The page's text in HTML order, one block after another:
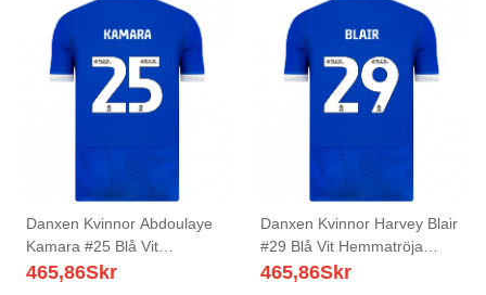
Danxen Kvinnor Abdoulaye
Kamara #25 Blå Vit
Hemmatröja Matchtröjor
465,86Skr
Danxen Kvinnor Harvey Blair
#29 Blå Vit Hemmatröja
Matchtröjor 2025/26 Tröjor
465,86Skr